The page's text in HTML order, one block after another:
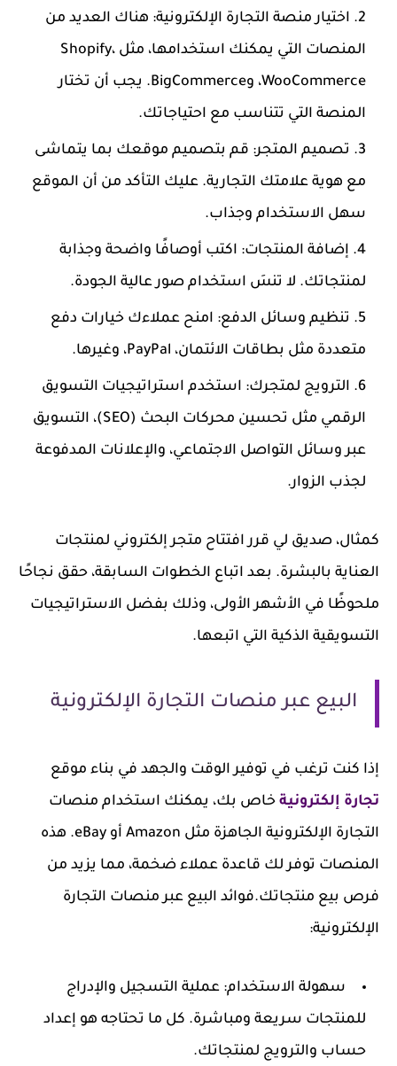
اختيار منصة التجارة الإلكترونية: هناك العديد من
المنصات التي يمكنك استخدامها، مثل Shopify،
WooCommerce، وBigCommerce. يجب أن تختار
المنصة التي تتناسب مع احتياجاتك.
تصميم المتجر: قم بتصميم موقعك بما يتماشى
مع هوية علامتك التجارية. عليك التأكد من أن الموقع
سهل الاستخدام وجذاب.
إضافة المنتجات: اكتب أوصافًا واضحة وجذابة
لمنتجاتك. لا تنسَ استخدام صور عالية الجودة.
تنظيم وسائل الدفع: امنح عملاءك خيارات دفع
متعددة مثل بطاقات الائتمان، PayPal، وغيرها.
الترويج لمتجرك: استخدم استراتيجيات التسويق
الرقمي مثل تحسين محركات البحث (SEO)، التسويق
عبر وسائل التواصل الاجتماعي، والإعلانات المدفوعة
لجذب الزوار.
كمثال، صديق لي قرر افتتاح متجر إلكتروني لمنتجات
العناية بالبشرة. بعد اتباع الخطوات السابقة، حقق نجاحًا
ملحوظًا في الأشهر الأولى، وذلك بفضل الاستراتيجيات
التسويقية الذكية التي اتبعها.
البيع عبر منصات التجارة الإلكترونية
إذا كنت ترغب في توفير الوقت والجهد في بناء موقع
تجارة إلكترونية خاص بك، يمكنك استخدام منصات
التجارة الإلكترونية الجاهزة مثل Amazon أو eBay. هذه
المنصات توفر لك قاعدة عملاء ضخمة، مما يزيد من
فرص بيع منتجاتك.فوائد البيع عبر منصات التجارة
الإلكترونية:
سهولة الاستخدام: عملية التسجيل والإدراج
للمنتجات سريعة ومباشرة. كل ما تحتاجه هو إعداد
حساب والترويج لمنتجاتك.